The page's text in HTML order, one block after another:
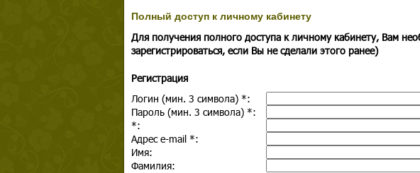
Полный доступ к личному кабинету
Для получения полного доступа к личному кабинету, Вам
зарегистрироваться, если Вы не сделали этого ранее)
Регистрация
Логин (мин. 3 символа) *:
Пароль (мин. 3 символа) *:
*:
Адрес e-mail *:
Имя:
Фамилия: